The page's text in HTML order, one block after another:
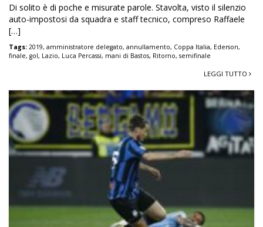
Di solito è di poche e misurate parole. Stavolta, visto il silenzio
auto-impostosi da squadra e staff tecnico, compreso Raffaele
[…]
Tags: 2019, amministratore delegato, annullamento, Coppa Italia, Ederson,
finale, gol, Lazio, Luca Percassi, mani di Bastos, Ritorno, semifinale
LEGGI TUTTO